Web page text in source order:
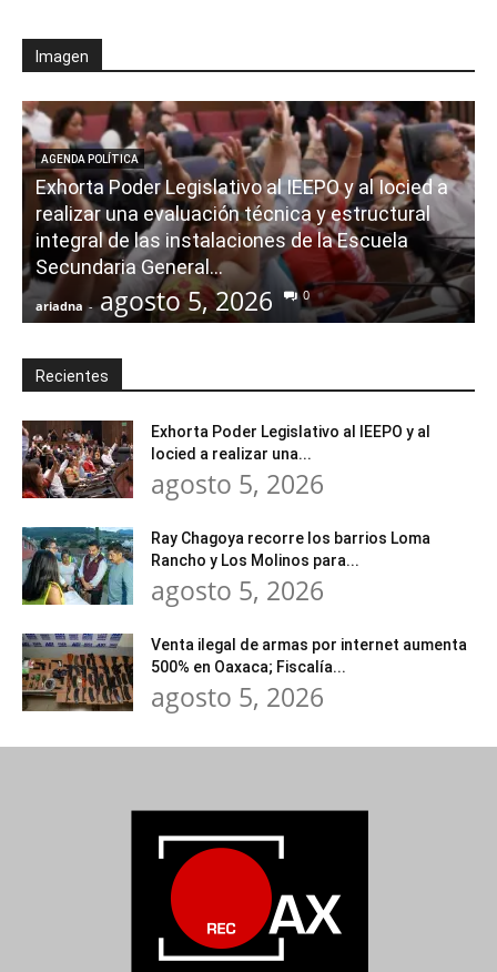
Imagen
AGENDA POLÍTICA
Exhorta Poder Legislativo al IEEPO y al Iocied a
realizar una evaluación técnica y estructural
integral de las instalaciones de la Escuela
Secundaria General...
ariadna - agosto 5, 2026 0
Recientes
Exhorta Poder Legislativo al IEEPO y al
Iocied a realizar una...
agosto 5, 2026
Ray Chagoya recorre los barrios Loma
Rancho y Los Molinos para...
agosto 5, 2026
Venta ilegal de armas por internet aumenta
500% en Oaxaca; Fiscalía...
agosto 5, 2026